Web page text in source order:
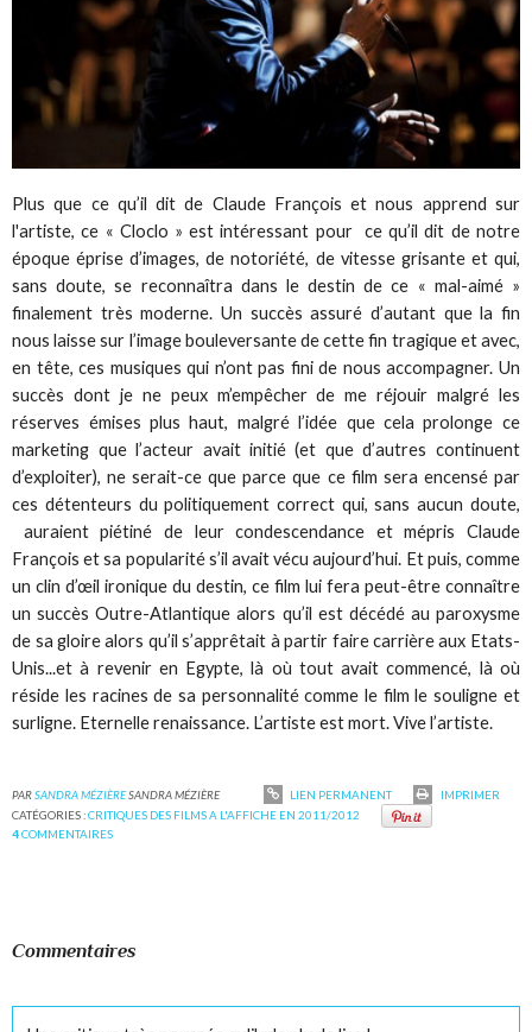
Plus que ce qu’il dit de Claude François et nous apprend sur
l'artiste, ce « Cloclo » est intéressant pour ce qu’il dit de notre
époque éprise d’images, de notoriété, de vitesse grisante et qui,
sans doute, se reconnaîtra dans le destin de ce « mal-aimé »
finalement très moderne. Un succès assuré d’autant que la fin
nous laisse sur l’image bouleversante de cette fin tragique et avec,
en tête, ces musiques qui n’ont pas fini de nous accompagner. Un
succès dont je ne peux m’empêcher de me réjouir malgré les
réserves émises plus haut, malgré l’idée que cela prolonge ce
marketing que l’acteur avait initié (et que d’autres continuent
d’exploiter), ne serait-ce que parce que ce film sera encensé par
ces détenteurs du politiquement correct qui, sans aucun doute,
auraient piétiné de leur condescendance et mépris Claude
François et sa popularité s’il avait vécu aujourd’hui. Et puis, comme
un clin d’œil ironique du destin, ce film lui fera peut-être connaître
un succès Outre-Atlantique alors qu’il est décédé au paroxysme
de sa gloire alors qu’il s’apprêtait à partir faire carrière aux Etats-
Unis...et à revenir en Egypte, là où tout avait commencé, là où
réside les racines de sa personnalité comme le film le souligne et
surligne. Eternelle renaissance. L’artiste est mort. Vive l’artiste.
PARSANDRA MÉZIÈRESANDRA MÉZIÈRE LIEN PERMANENT
IMPRIMER
CATÉGORIES :CRITIQUES DES FILMS A L'AFFICHE EN 2011/2012
4COMMENTAIRES
Commentaires